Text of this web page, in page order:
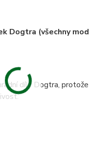
Dogtra (všechny
díly Dogtra,